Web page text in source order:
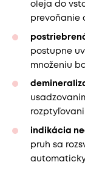
oleja do
prevoňanie
postupne
množeniu
indikácia
pruh sa